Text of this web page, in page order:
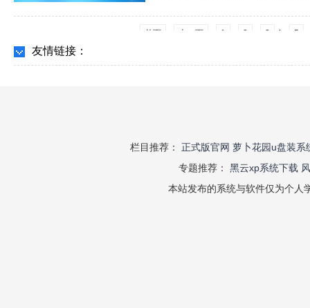
首页 上一页 1 2 3 4 5
友情链接：
栏目推荐： 正式版官网 萝卜花园u盘装系
专题推荐： 黑云xp系统下载
本站发布的系统与软件仅为个人